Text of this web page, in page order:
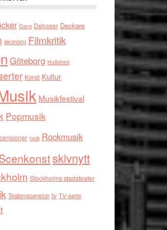
Dans Debaser Deckare
ekonomi Filmkritik
Göteborg Hultsfred
Konst Kultur
Musikfestival
Popmusik
rock Rockmusik
skivnytt
Stockholms stadsteater
Teaterrecension tv TV-serie